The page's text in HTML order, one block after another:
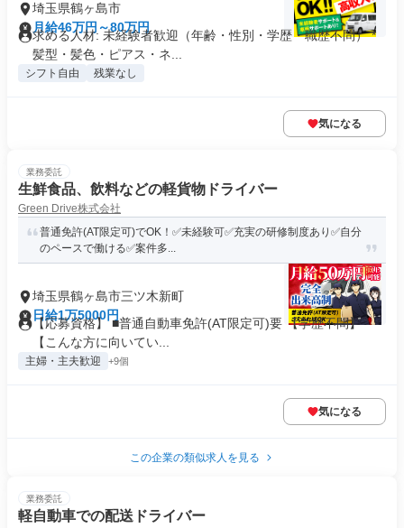
埼玉県鶴ヶ島市
月給46万円～80万円
求める人材: 未経験者歓迎（年齢・性別・学歴・職歴不問） *
髪型・髪色・ピアス・ネ...
シフト自由 残業なし
気になる
業務委託
生鮮食品、飲料などの軽貨物ドライバー
Green Drive株式会社
普通免許(AT限定可)でOK！✅未経験可✅充実の研修制度あり✅自分
のペースで働ける✅案件多...
埼玉県鶴ヶ島市三ツ木新町
日給1万5000円
【応募資格】 ■普通自動車免許(AT限定可)要 【学歴不問】
【こんな方に向いてい...
主婦・主夫歓迎 +9個
気になる
この企業の類似求人を見る
業務委託
軽自動車での配送ドライバー